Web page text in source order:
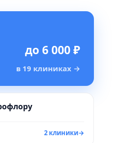
до 6 000 ₽
в 19 клиниках →
2 клиники→